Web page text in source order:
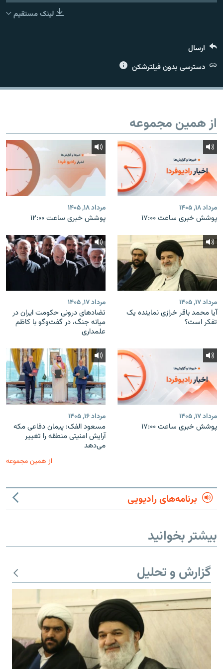
لینک مستقیم
ارسال
دسترسی بدون فیلترشکن
از همین مجموعه
مرداد ۱۸, ۱۴۰۵
پوشش خبری ساعت ۱۷:۰۰
مرداد ۱۸, ۱۴۰۵
پوشش خبری ساعت ۱۲:۰۰
مرداد ۱۷, ۱۴۰۵
آیا محمد باقر خرازی نماینده یک
تفکر است؟
مرداد ۱۷, ۱۴۰۵
تضادهای درونی حکومت ایران در
میانه جنگ، در گفت‌‌وگو با کاظم
علمداری
مرداد ۱۷, ۱۴۰۵
پوشش خبری ساعت ۱۷:۰۰
مرداد ۱۶, ۱۴۰۵
مسعود الفک: پیمان دفاعی مکه
آرایش امنیتی منطقه را تغییر
می‌دهد
از همین مجموعه
برنامه‌های رادیویی
بیشتر بخوانید
گزارش و تحلیل